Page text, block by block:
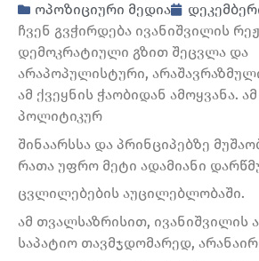
ოპოზიციური მედია
ჩვენ გვჭირდება ივანიშვილის
დემოკრატიული გზით შეცვლა და
არაპოპულისტური,
ამ ქვეყნის ჭაობიდან ამოყვანა.
პოლიტიკურ
შინაარსსა და პრინციპებზე
რათა უფრო მეტი ადამიანი
ცვლილებების აუცილებლობაში.
ამ თვალსაზრისით, ივანიშვილის
საპატიო თავმჯდომარედ, არანაირ